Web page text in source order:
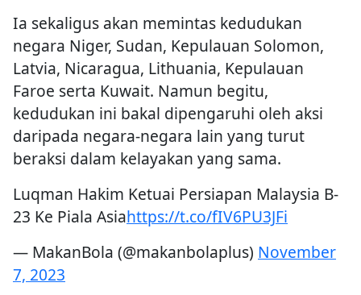
Ia sekaligus akan memintas kedudukan
negara Niger, Sudan, Kepulauan Solomon,
Latvia, Nicaragua, Lithuania, Kepulauan
Faroe serta Kuwait. Namun begitu,
kedudukan ini bakal dipengaruhi oleh aksi
daripada negara-negara lain yang turut
beraksi dalam kelayakan yang sama.
Luqman Hakim Ketuai Persiapan Malaysia B-
23 Ke Piala Asiahttps://t.co/fIV6PU3JFi
— MakanBola (@makanbolaplus) November
7, 2023